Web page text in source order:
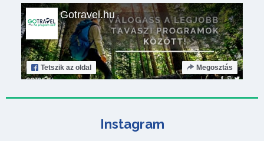
Gotravel.hu
Tetszik az oldal Megosztás
Instagram